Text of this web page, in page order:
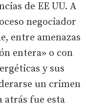
de EE UU. A
negociador
entre amenazas
entera» o con
y sus
un crimen
atrás fue esta